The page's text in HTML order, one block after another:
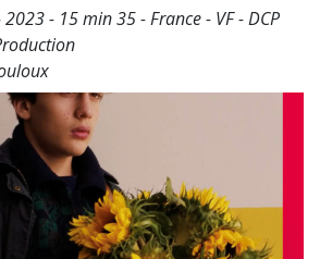
- 15 min 35 - France - VF - DCP